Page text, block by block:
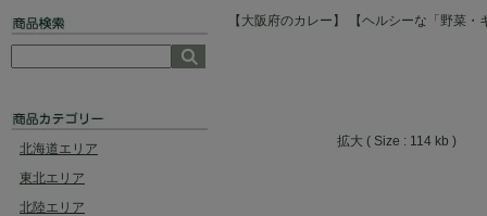
北海道エリア
東北エリア
北陸エリア
【大阪府のカレー】 【ヘルシーな「野菜・
拡大 ( Size : 114 kb )